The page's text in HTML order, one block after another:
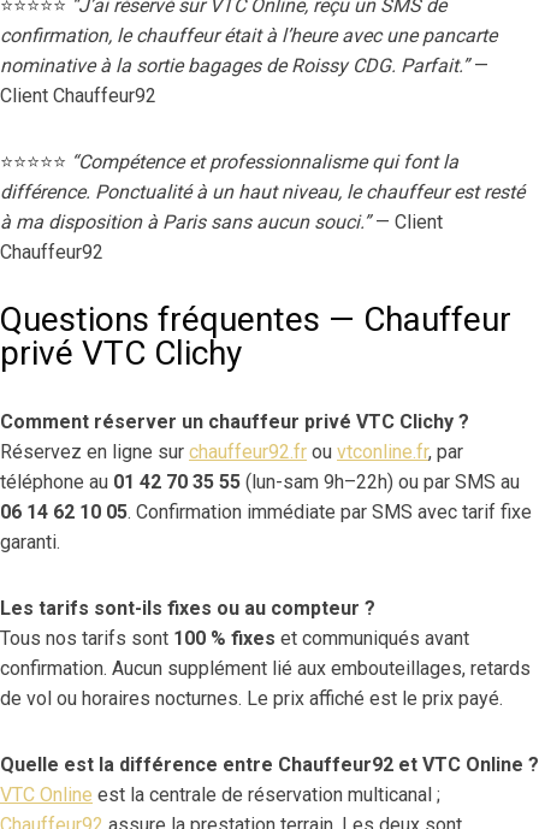
⭐⭐⭐⭐⭐ “J’ai réservé sur VTC Online, reçu un SMS de
confirmation, le chauffeur était à l’heure avec une pancarte
nominative à la sortie bagages de Roissy CDG. Parfait.”—
Client Chauffeur92
⭐⭐⭐⭐⭐ “Compétence et professionnalisme qui font la
différence. Ponctualité à un haut niveau, le chauffeur est resté
à ma disposition à Paris sans aucun souci.”— Client
Chauffeur92
Questions fréquentes — Chauffeur
privé VTC Clichy
Comment réserver un chauffeur privé VTC Clichy ?
Réservez en ligne sur chauffeur92.fr ou vtconline.fr, par
téléphone au 01 42 70 35 55 (lun-sam 9h–22h) ou par SMS au
06 14 62 10 05. Confirmation immédiate par SMS avec tarif fixe
garanti.
Les tarifs sont-ils fixes ou au compteur ?
Tous nos tarifs sont 100 % fixes et communiqués avant
confirmation. Aucun supplément lié aux embouteillages, retards
de vol ou horaires nocturnes. Le prix affiché est le prix payé.
Quelle est la différence entre Chauffeur92 et VTC Online ?
VTC Online est la centrale de réservation multicanal ;